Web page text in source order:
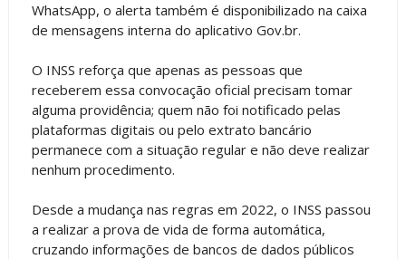
WhatsApp, o alerta também é disponibilizado na caixa
de mensagens interna do aplicativo Gov.br.
O INSS reforça que apenas as pessoas que
receberem essa convocação oficial precisam tomar
alguma providência; quem não foi notificado pelas
plataformas digitais ou pelo extrato bancário
permanece com a situação regular e não deve realizar
nenhum procedimento.
Desde a mudança nas regras em 2022, o INSS passou
a realizar a prova de vida de forma automática,
cruzando informações de bancos de dados públicos